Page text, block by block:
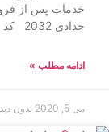
خدمات پس از
حدادی 2032 کد نمایندگی ۳۰۳۲
ادامه مطلب »
می 5, 2020 بدون